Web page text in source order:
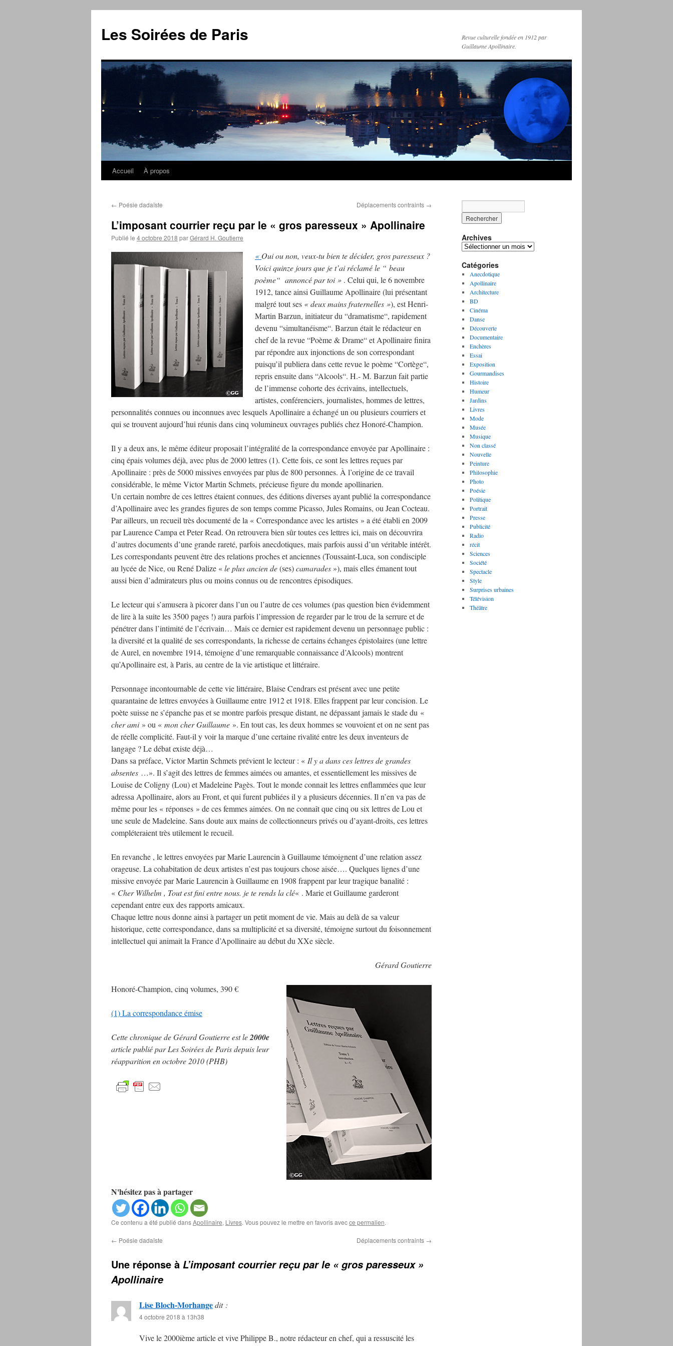
contenu
Les Soirées de Paris
Revue culturelle fondée en 1912 par
Guillaume Apollinaire.
Accueil À propos
← Poésie dadaïste Déplacements contraints →
L’imposant courrier reçu par le « gros paresseux » Apollinaire
Publié le 4 octobre 2018 parGérard H. Goutierre
« Oui ou non, veux-tu bien te décider, gros paresseux ?
Voici quinze jours que je t’ai réclamé le “ beau
poème“ annoncé par toi » . Celui qui, le 6 novembre
1912, tance ainsi Guillaume Apollinaire (lui présentant
malgré tout ses « deux mains fraternelles »), est Henri-
Martin Barzun, initiateur du “dramatisme“, rapidement
devenu “simultanéisme“. Barzun était le rédacteur en
chef de la revue “Poème & Drame“ et Apollinaire finira
par répondre aux injonctions de son correspondant
puisqu’il publiera dans cette revue le poème “Cortège“,
repris ensuite dans “Alcools“. H.- M. Barzun fait partie
de l’immense cohorte des écrivains, intellectuels,
artistes, conférenciers, journalistes, hommes de lettres,
personnalités connues ou inconnues avec lesquels Apollinaire a échangé un ou plusieurs courriers et
qui se trouvent aujourd’hui réunis dans cinq volumineux ouvrages publiés chez Honoré-Champion.
Il y a deux ans, le même éditeur proposait l’intégralité de la correspondance envoyée par Apollinaire :
cinq épais volumes déjà, avec plus de 2000 lettres (1). Cette fois, ce sont les lettres reçues par
Apollinaire : près de 5000 missives envoyées par plus de 800 personnes. À l’origine de ce travail
considérable, le même Victor Martin Schmets, précieuse figure du monde apollinarien.
Un certain nombre de ces lettres étaient connues, des éditions diverses ayant publié la correspondance
d’Apollinaire avec les grandes figures de son temps comme Picasso, Jules Romains, ou Jean Cocteau.
Par ailleurs, un recueil très documenté de la « Correspondance avec les artistes » a été établi en 2009
par Laurence Campa et Peter Read. On retrouvera bien sûr toutes ces lettres ici, mais on découvrira
d’autres documents d’une grande rareté, parfois anecdotiques, mais parfois aussi d’un véritable intérêt.
Les correspondants peuvent être des relations proches et anciennes (Toussaint-Luca, son condisciple
au lycée de Nice, ou René Dalize «le plus ancien de(ses)camarades »), mais elles émanent tout
aussi bien d’admirateurs plus ou moins connus ou de rencontres épisodiques.
Le lecteur qui s’amusera à picorer dans l’un ou l’autre de ces volumes (pas question bien évidemment
de lire à la suite les 3500 pages !) aura parfois l’impression de regarder par le trou de la serrure et de
pénétrer dans l’intimité de l’écrivain… Mais ce dernier est rapidement devenu un personnage public :
la diversité et la qualité de ses correspondants, la richesse de certains échanges épistolaires (une lettre
de Aurel, en novembre 1914, témoigne d’une remarquable connaissance d’Alcools) montrent
qu’Apollinaire est, à Paris, au centre de la vie artistique et littéraire.
Personnage incontournable de cette vie littéraire, Blaise Cendrars est présent avec une petite
quarantaine de lettres envoyées à Guillaume entre 1912 et 1918. Elles frappent par leur concision. Le
poète suisse ne s’épanche pas et se montre parfois presque distant, ne dépassant jamais le stade du «
cher ami» ou « mon cher Guillaume ». En tout cas, les deux hommes se vouvoient et on ne sent pas
de réelle complicité. Faut-il y voir la marque d’une certaine rivalité entre les deux inventeurs de
langage ? Le débat existe déjà…
Dans sa préface, Victor Martin Schmets prévient le lecteur : « Il y a dans ces lettres de grandes
absentes …». Il s’agit des lettres de femmes aimées ou amantes, et essentiellement les missives de
Louise de Coligny (Lou) et Madeleine Pagès. Tout le monde connait les lettres enflammées que leur
adressa Apollinaire, alors au Front, et qui furent publiées il y a plusieurs décennies. Il n’en va pas de
même pour les « réponses » de ces femmes aimées. On ne connaît que cinq ou six lettres de Lou et
une seule de Madeleine. Sans doute aux mains de collectionneurs privés ou d’ayant-droits, ces lettres
compléteraient très utilement le recueil.
En revanche , le lettres envoyées par Marie Laurencin à Guillaume témoignent d’une relation assez
orageuse. La cohabitation de deux artistes n’est pas toujours chose aisée…. Quelques lignes d’une
missive envoyée par Marie Laurencin à Guillaume en 1908 frappent par leur tragique banalité :
« Cher Wilhelm , Tout est fini entre nous. je te rends la clé« . Marie et Guillaume garderont
cependant entre eux des rapports amicaux.
Chaque lettre nous donne ainsi à partager un petit moment de vie. Mais au delà de sa valeur
historique, cette correspondance, dans sa multiplicité et sa diversité, témoigne surtout du foisonnement
intellectuel qui animait la France d’Apollinaire au début du XXe siècle.
Gérard Goutierre
Honoré-Champion, cinq volumes, 390 €
(1) La correspondance émise
Cette chronique de Gérard Goutierre est le2000e
article publié par Les Soirées de Paris depuis leur
réapparition en octobre 2010 (PHB)
N'hésitez pas à partager
Ce contenu a été publié dansApollinaire, Livres. Vous pouvez le mettre en favoris avecce permalien.
← Poésie dadaïste Déplacements contraints →
Une réponse à L’imposant courrier reçu par le « gros paresseux »
Apollinaire
Lise Bloch-Morhangedit :
4 octobre 2018 à 13h38
Vive le 2000ième article et vive Philippe B., notre rédacteur en chef, qui a ressuscité les
Archives
A
c
h
i
v
e
s
Catégories
Anecdotique
Apollinaire
Architecture
BD
Cinéma
Danse
Découverte
Documentaire
Enchères
Essai
Exposition
Gourmandises
Histoire
Humeur
Jardins
Livres
Mode
Musée
Musique
Non classé
Nouvelle
Peinture
Philosophie
Photo
Poésie
Politique
Portrait
Presse
Publicité
Radio
récit
Sciences
Société
Spectacle
Style
Surprises urbaines
Télévision
Théâtre